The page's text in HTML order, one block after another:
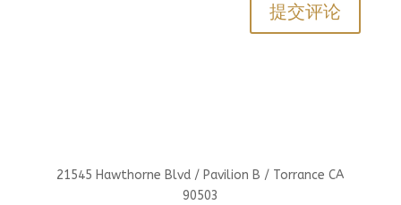
21545 Hawthorne Blvd / Pavilion B / Torrance CA
90503